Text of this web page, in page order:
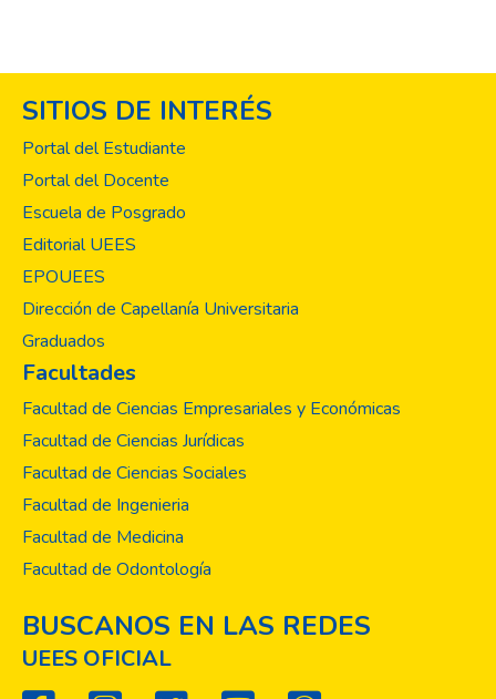
SITIOS DE INTERÉS
Portal del Estudiante
Portal del Docente
Escuela de Posgrado
Editorial UEES
EPOUEES
Dirección de Capellanía Universitaria
Graduados
Facultades
Facultad de Ciencias Empresariales y Económicas
Facultad de Ciencias Jurídicas
Facultad de Ciencias Sociales
Facultad de Ingenieria
Facultad de Medicina
Facultad de Odontología
BUSCANOS EN LAS REDES
UEES OFICIAL